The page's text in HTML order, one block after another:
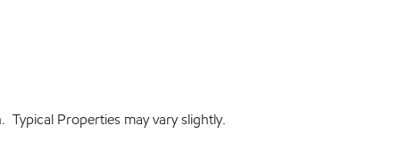
Properties may vary slightly.